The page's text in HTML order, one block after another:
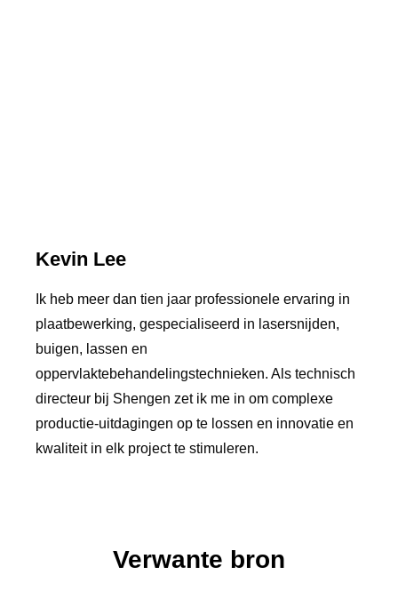
Kevin Lee
Ik heb meer dan tien jaar professionele ervaring in
plaatbewerking, gespecialiseerd in lasersnijden,
buigen, lassen en
oppervlaktebehandelingstechnieken. Als technisch
directeur bij Shengen zet ik me in om complexe
productie-uitdagingen op te lossen en innovatie en
kwaliteit in elk project te stimuleren.
Verwante bron